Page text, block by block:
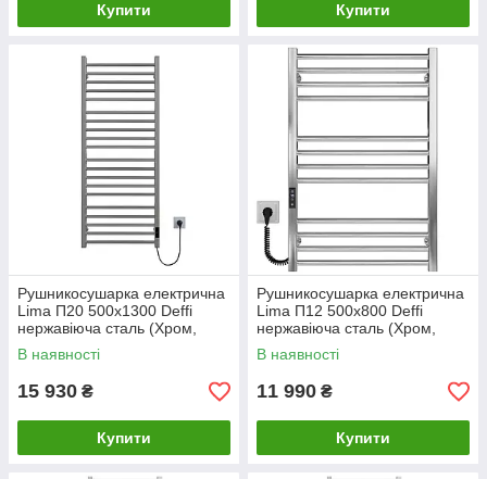
Купити Купити
Рушникосушарка електрична
Lima П20 500х1300 Deffi
нержавіюча сталь (Хром,
JD04, Праве підключення)
В наявності
15 930 ₴
Купити
Рушникосушарка електрична
Lima П12 500х800 Deffi
нержавіюча сталь (Хром,
JD04, Ліве підключення)
В наявності
11 990 ₴
Купити